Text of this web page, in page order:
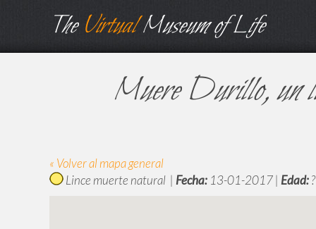
TheVirtualMuseum of Life
Muere Durillo, un
« Volver al mapa general
Lince muerte natural | Fecha: 13-01-2017 | Edad: